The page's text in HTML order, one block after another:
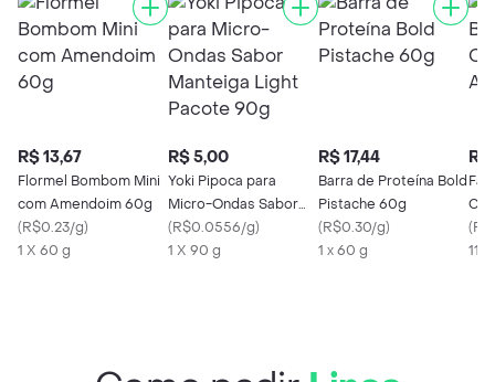
R$ 13,67
Flormel Bombom Mini
com Amendoim 60g
(R$0.23/g)
1 X 60 g
R$ 5,00
Yoki Pipoca para
Micro-Ondas Sabor
Manteiga Light Pacote
90g
(R$0.0556/g)
1 X 90 g
R$ 17,44
Barra de Proteína Bold
Pistache 60g
(R$0.30/g)
1 x 60 g
R$
(
115